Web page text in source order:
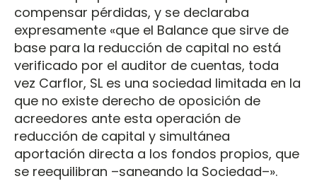
compensar pérdidas, y se declaraba
expresamente «que el Balance que sirve de
base para la reducción de capital no está
verificado por el auditor de cuentas, toda
vez Carflor, SL es una sociedad limitada en la
que no existe derecho de oposición de
acreedores ante esta operación de
reducción de capital y simultánea
aportación directa a los fondos propios, que
se reequilibran –saneando la Sociedad–».